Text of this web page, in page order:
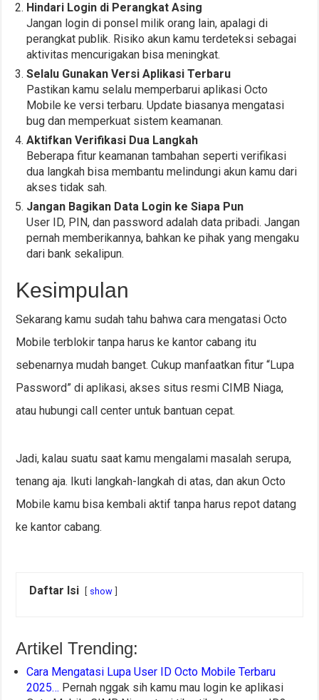
Hindari Login di Perangkat Asing
Jangan login di ponsel milik orang lain, apalagi di
perangkat publik. Risiko akun kamu terdeteksi sebagai
aktivitas mencurigakan bisa meningkat.
Selalu Gunakan Versi Aplikasi Terbaru
Pastikan kamu selalu memperbarui aplikasi Octo
Mobile ke versi terbaru. Update biasanya mengatasi
bug dan memperkuat sistem keamanan.
Aktifkan Verifikasi Dua Langkah
Beberapa fitur keamanan tambahan seperti verifikasi
dua langkah bisa membantu melindungi akun kamu dari
akses tidak sah.
Jangan Bagikan Data Login ke Siapa Pun
User ID, PIN, dan password adalah data pribadi. Jangan
pernah memberikannya, bahkan ke pihak yang mengaku
dari bank sekalipun.
Kesimpulan
Sekarang kamu sudah tahu bahwa cara mengatasi Octo
Mobile terblokir tanpa harus ke kantor cabang itu
sebenarnya mudah banget. Cukup manfaatkan fitur “Lupa
Password” di aplikasi, akses situs resmi CIMB Niaga,
atau hubungi call center untuk bantuan cepat.
Jadi, kalau suatu saat kamu mengalami masalah serupa,
tenang aja. Ikuti langkah-langkah di atas, dan akun Octo
Mobile kamu bisa kembali aktif tanpa harus repot datang
ke kantor cabang.
Daftar Isi show
Artikel Trending:
Cara Mengatasi Lupa User ID Octo Mobile Terbaru
2025… Pernah nggak sih kamu mau login ke aplikasi